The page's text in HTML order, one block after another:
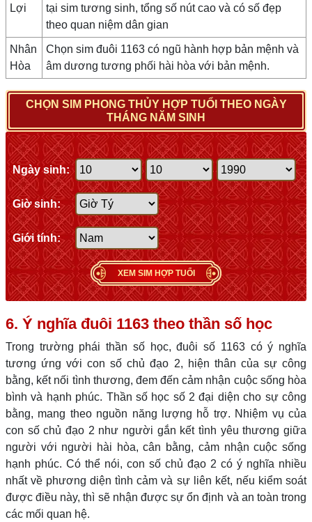
Lợi
tại sim tương sinh, tổng số nút cao và có số đẹp
theo quan niệm dân gian
Nhân
Hòa
Chọn sim đuôi 1163 có ngũ hành hợp bản mệnh và
âm dương tương phối hài hòa với bản mệnh.
CHỌN SIM PHONG THỦY HỢP TUỔI THEO NGÀY
THÁNG NĂM SINH
Ngày sinh:
Giờ sinh:
Giới tính:
XEM SIM HỢP TUỔI
6. Ý nghĩa đuôi 1163 theo thần số học
Trong trường phái thần số học, đuôi số 1163 có ý nghĩa
tương ứng với con số chủ đạo 2, hiện thân của sự công
bằng, kết nối tình thương, đem đến cảm nhận cuộc sống hòa
bình và hạnh phúc. Thần số học số 2 đại diện cho sự công
bằng, mang theo nguồn năng lượng hỗ trợ. Nhiệm vụ của
con số chủ đạo 2 như người gắn kết tình yêu thương giữa
người với người hài hòa, cân bằng, cảm nhận cuộc sống
hạnh phúc. Có thể nói, con số chủ đạo 2 có ý nghĩa nhiều
nhất về phương diện tình cảm và sự liên kết, nếu kiểm soát
được điều này, thì sẽ nhận được sự ổn định và an toàn trong
các mối quan hệ.